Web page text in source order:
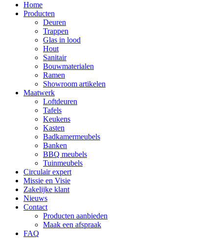
Home
Producten
Deuren
Trappen
Glas in lood
Hout
Sanitair
Bouwmaterialen
Ramen
Showroom artikelen
Maatwerk
Loftdeuren
Tafels
Keukens
Kasten
Badkamermeubels
Banken
BBQ meubels
Tuinmeubels
Circulair expert
Missie en Visie
Zakelijke klant
Nieuws
Contact
Producten aanbieden
Maak een afspraak
FAQ